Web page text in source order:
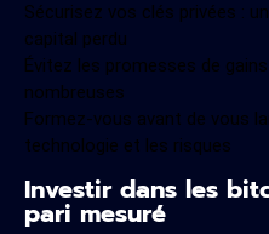
Sécurisez vos clés privées :
capital perdu
Évitez les promesses de
nombreuses
Formez-vous avant de vous
technologie et les risques
Investir dans les
pari mesuré